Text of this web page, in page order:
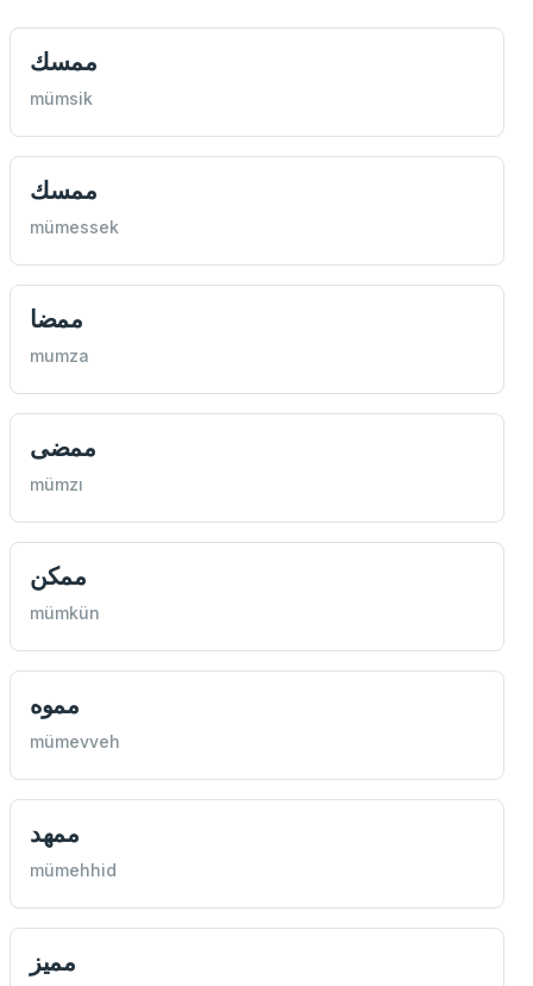
ممسك
mümsik
ممسك
mümessek
ممضا
mumza
ممضی
mümzı
ممكن
mümkün
مموه
mümevveh
ممهد
mümehhid
مميز